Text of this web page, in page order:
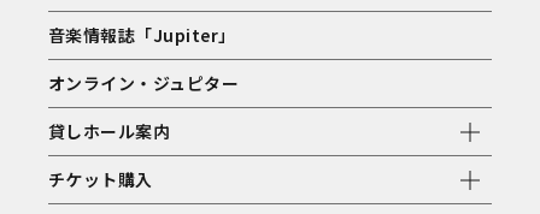
音楽情報誌「Jupiter」
オンライン・ジュピター
貸しホール案内
チケット購入